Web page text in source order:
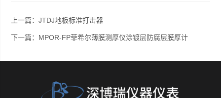
上一篇：JTDJ地板标准打击器
下一篇： MPOR-FP菲希尔薄膜测厚仪涂镀层防腐层膜厚计